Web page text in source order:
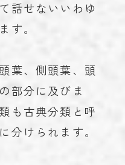
話せないいわゆ
す。
葉、側頭葉、頭
部分に及びま
も古典分類と呼
分けられます。